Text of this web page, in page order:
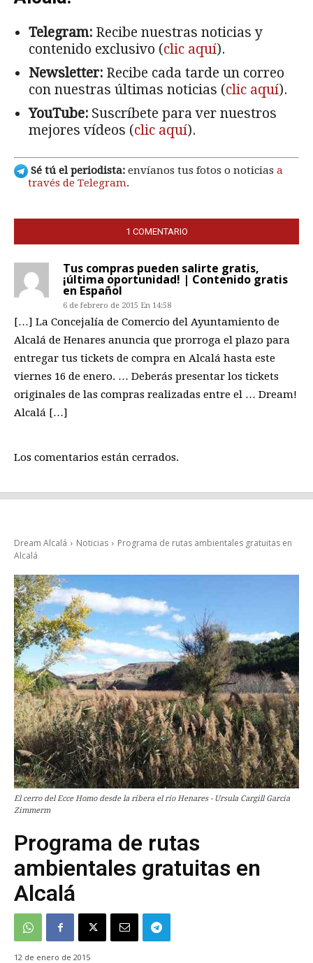
Telegram: Recibe nuestras noticias y
contenido exclusivo (clic aquí).
Newsletter: Recibe cada tarde un correo
con nuestras últimas noticias (clic aquí).
YouTube: Suscríbete para ver nuestros
mejores vídeos (clic aquí).
Sé tú el periodista: envíanos tus fotos o noticias a
través de Telegram.
1 COMENTARIO
Tus compras pueden salirte gratis,
¡última oportunidad! | Contenido gratis
en Español
6 de febrero de 2015 En 14:58
[…] La Concejalía de Comercio del Ayuntamiento de
Alcalá de Henares anuncia que prorroga el plazo para
entregar tus tickets de compra en Alcalá hasta este
viernes 16 de enero. … Deberás presentar los tickets
originales de las compras realizadas entre el … Dream!
Alcalá […]
Los comentarios están cerrados.